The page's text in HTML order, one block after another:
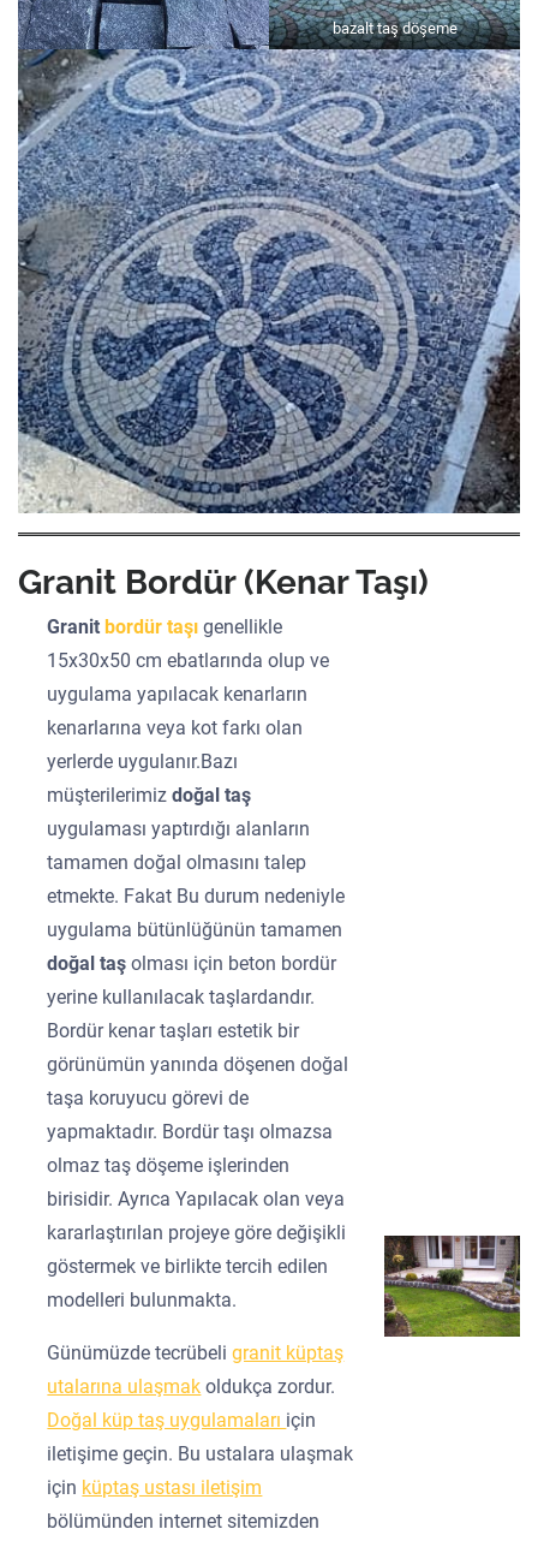
bazalt taş döşeme
Granit Bordür (Kenar Taşı)
Granitbordür taşı genellikle
15x30x50 cm ebatlarında olup ve
uygulama yapılacak kenarların
kenarlarına veya kot farkı olan
yerlerde uygulanır.Bazı
müşterilerimizdoğal taş
uygulaması yaptırdığı alanların
tamamen doğal olmasını talep
etmekte. Fakat Bu durum nedeniyle
uygulama bütünlüğünün tamamen
doğal taşolması için beton bordür
yerine kullanılacak taşlardandır.
Bordür kenar taşları estetik bir
görünümün yanında döşenen doğal
taşa koruyucu görevi de
yapmaktadır. Bordür taşı olmazsa
olmaz taş döşeme işlerinden
birisidir. Ayrıca Yapılacak olan veya
kararlaştırılan projeye göre değişikli
göstermek ve birlikte tercih edilen
modelleri bulunmakta.
Günümüzde tecrübeligranit küptaş
utalarına ulaşmak oldukça zordur.
Doğal küp taş uygulamaları için
iletişime geçin. Bu ustalara ulaşmak
için küptaş ustası iletişim
bölümünden internet sitemizden